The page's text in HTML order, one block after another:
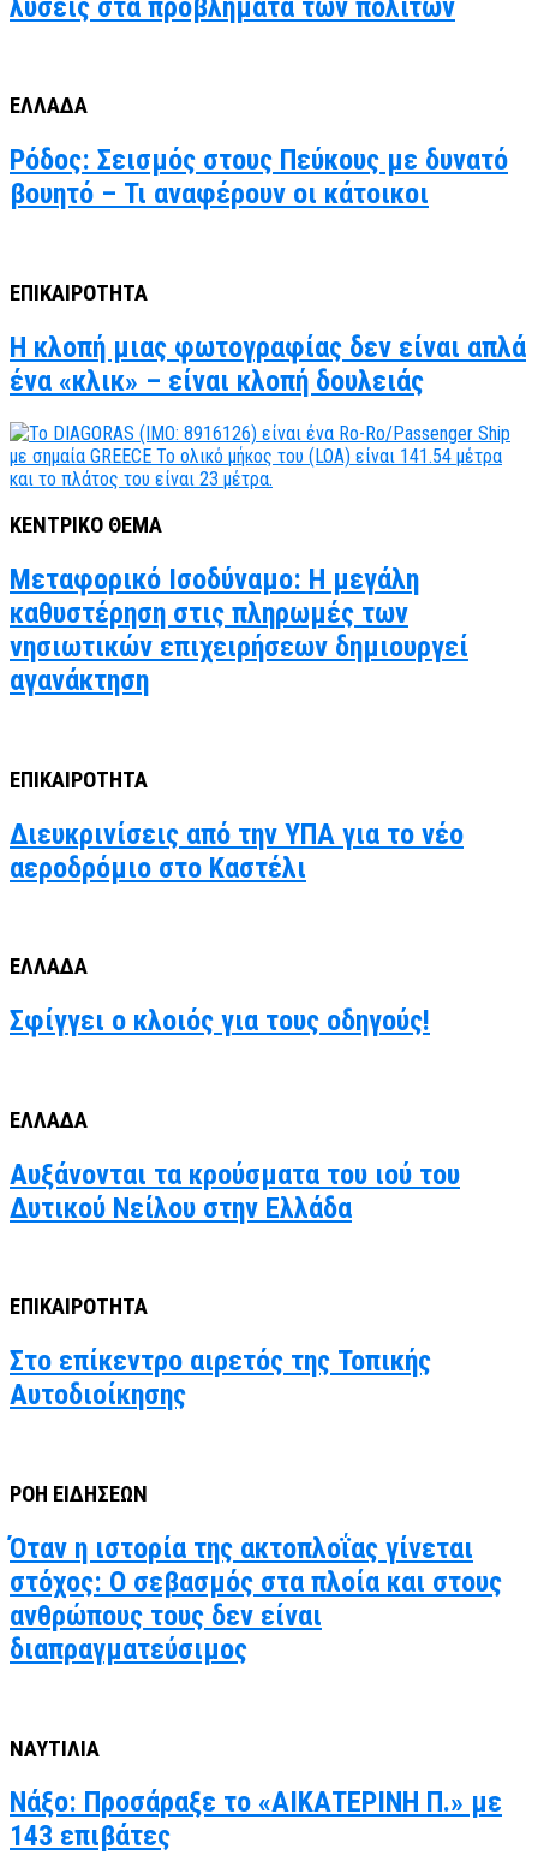
λύσεις στα προβλήματα των πολιτών
ΕΛΛΑΔΑ
Ρόδος: Σεισμός στους Πεύκους με δυνατό
βουητό – Τι αναφέρουν οι κάτοικοι
ΕΠΙΚΑΙΡΟΤΗΤΑ
Η κλοπή μιας φωτογραφίας δεν είναι απλά
ένα «κλικ» – είναι κλοπή δουλειάς
ΚΕΝΤΡΙΚΟ ΘΕΜΑ
Μεταφορικό Ισοδύναμο: Η μεγάλη
καθυστέρηση στις πληρωμές των
νησιωτικών επιχειρήσεων δημιουργεί
αγανάκτηση
ΕΠΙΚΑΙΡΟΤΗΤΑ
Διευκρινίσεις από την ΥΠΑ για το νέο
αεροδρόμιο στο Καστέλι
ΕΛΛΑΔΑ
Σφίγγει ο κλοιός για τους οδηγούς!
ΕΛΛΑΔΑ
Αυξάνονται τα κρούσματα του ιού του
Δυτικού Νείλου στην Ελλάδα
ΕΠΙΚΑΙΡΟΤΗΤΑ
Στο επίκεντρο αιρετός της Τοπικής
Αυτοδιοίκησης
ΡΟΗ ΕΙΔΗΣΕΩΝ
Όταν η ιστορία της ακτοπλοΐας γίνεται
στόχος: Ο σεβασμός στα πλοία και στους
ανθρώπους τους δεν είναι
διαπραγματεύσιμος
ΝΑΥΤΙΛΙΑ
Νάξο: Προσάραξε το «ΑΙΚΑΤΕΡΙΝΗ Π.» με
143 επιβάτες